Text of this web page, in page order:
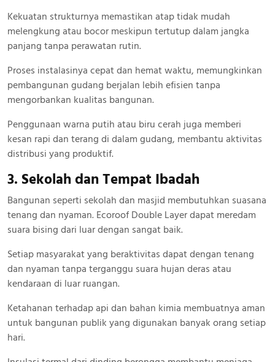
Kekuatan strukturnya memastikan atap tidak mudah
melengkung atau bocor meskipun tertutup dalam jangka
panjang tanpa perawatan rutin.
Proses instalasinya cepat dan hemat waktu, memungkinkan
pembangunan gudang berjalan lebih efisien tanpa
mengorbankan kualitas bangunan.
Penggunaan warna putih atau biru cerah juga memberi
kesan rapi dan terang di dalam gudang, membantu aktivitas
distribusi yang produktif.
3. Sekolah dan Tempat Ibadah
Bangunan seperti sekolah dan masjid membutuhkan suasana
tenang dan nyaman. Ecoroof Double Layer dapat meredam
suara bising dari luar dengan sangat baik.
Setiap masyarakat yang beraktivitas dapat dengan tenang
dan nyaman tanpa terganggu suara hujan deras atau
kendaraan di luar ruangan.
Ketahanan terhadap api dan bahan kimia membuatnya aman
untuk bangunan publik yang digunakan banyak orang setiap
hari.